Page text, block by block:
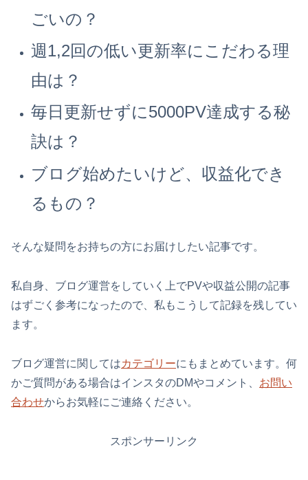
ごいの？
週1,2回の低い更新率にこだわる理
由は？
毎日更新せずに5000PV達成する秘
訣は？
ブログ始めたいけど、収益化でき
るもの？
そんな疑問をお持ちの方にお届けしたい記事です。
私自身、ブログ運営をしていく上でPVや収益公開の記事
はずごく参考になったので、私もこうして記録を残してい
ます。
ブログ運営に関してはカテゴリーにもまとめています。何
かご質問がある場合はインスタのDMやコメント、 お問い
合わせからお気軽にご連絡ください。
スポンサーリンク